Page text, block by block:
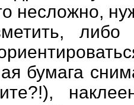
несложно,
либо
бумага